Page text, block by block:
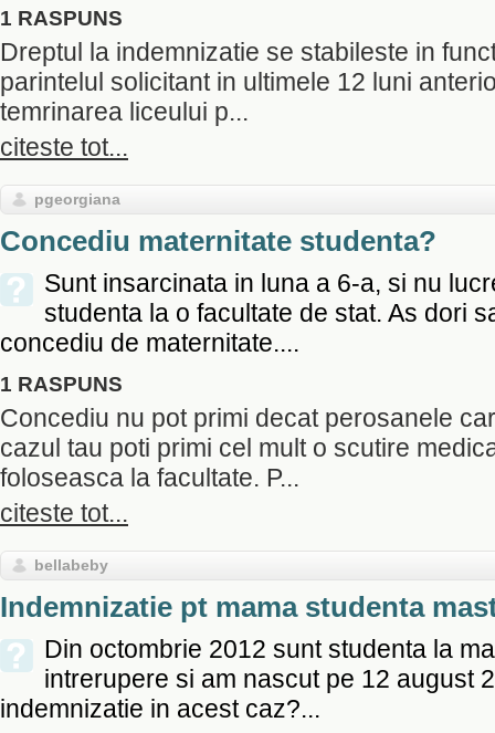
1 RASPUNS
Dreptul la indemnizatie se stabileste in
parintelul solicitant in ultimele 12 luni
temrinarea liceului p...
citeste tot...
pgeorgiana
Concediu maternitate studenta?
Sunt insarcinata in luna a 6-a, si nu
studenta la o facultate de stat. As dori
concediu de maternitate....
1 RASPUNS
Concediu nu pot primi decat perosanele
cazul tau poti primi cel mult o scutire
foloseasca la facultate. P...
citeste tot...
bellabeby
Indemnizatie pt mama studenta
Din octombrie 2012 sunt studenta la
intrerupere si am nascut pe 12 august
indemnizatie in acest caz?...